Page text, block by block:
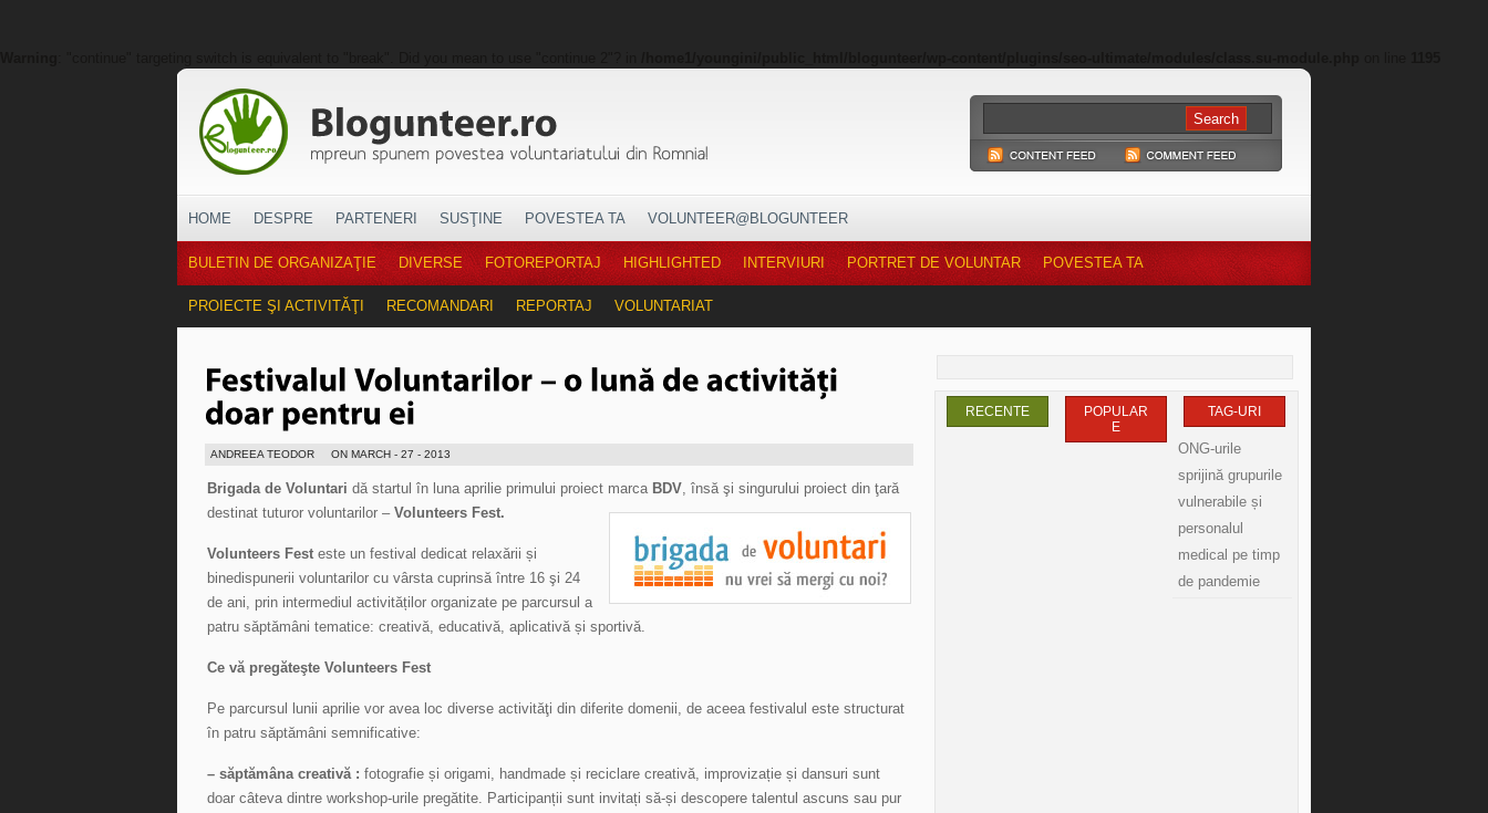
HOME DESPRE PARTENERI SUSŢINE POVESTEA TA VOLUNTEER@BLOGUNTEER
BULETIN DE ORGANIZAŢIE DIVERSE FOTOREPORTAJ HIGHLIGHTED INTERVIURI PORTRET DE VOLUNTAR POVESTEA TA
PROIECTE ŞI ACTIVITĂŢI RECOMANDARI REPORTAJ VOLUNTARIAT
ANDREEA TEODOR ON MARCH - 27 - 2013
Brigada de Voluntari dă startul în luna aprilie primului proiect marcaBDV, însă şi singurului proiect din ţară
destinat tuturor voluntarilor –Volunteers Fest.
Volunteers Fest este un festival dedicat relaxării și
binedispunerii voluntarilor cu vârsta cuprinsă între 16 şi 24
de ani, prin intermediul activităților organizate pe parcursul a
patru săptămâni tematice: creativă, educativă, aplicativă și sportivă.
Ce vă pregăteşte Volunteers Fest
Pe parcursul lunii aprilie vor avea loc diverse activităţi din diferite domenii, de aceea festivalul este structurat
în patru săptămâni semnificative:
– săptămâna creativă : fotografie și origami, handmade și reciclare creativă, improvizație și dansuri sunt
doar câteva dintre workshop-urile pregătite. Participanții sunt invitați să-și descopere talentul ascuns sau pur
RECENTE
POPULAR
E
TAG-URI
ONG-urile
sprijină grupurile
vulnerabile și
personalul
medical pe timp
de pandemie